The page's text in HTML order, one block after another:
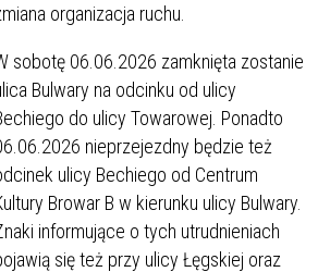
organizacja ruchu.
sobotę 06.06.2026 zamknięta zostanie
Bulwary na odcinku od ulicy
do ulicy Towarowej. Ponadto
nieprzejezdny będzie też
ulicy Bechiego od Centrum
Browar B w kierunku ulicy Bulwary.
informujące o tych utrudnieniach
się też przy ulicy Łęgskiej oraz